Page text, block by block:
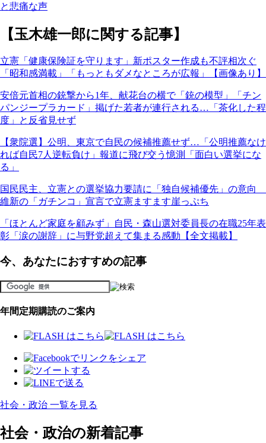
と悲痛な声
【玉木雄一郎に関する記事】
立憲「健康保険証を守ります」新ポスター作成も不評相次ぐ
「昭和感満載」「もっともダメなところが広報」【画像あり】
安倍元首相の銃撃から1年、献花台の横で「銃の模型」「チン
パンジープラカード」掲げた若者が連行される…「茶化した程
度」と反省見せず
【衆院選】公明、東京で自民の候補推薦せず…「公明推薦なけ
れば自民7人逆転負け」報道に飛び交う憶測「面白い選挙にな
る」
国民民主、立憲との選挙協力要請に「独自候補優先」の意向
維新の「ガチンコ」宣言で立憲ますます崖っぷち
「ほとんど家庭を顧みず」自民・森山選対委員長の在職25年表
彰「涙の謝辞」に与野党超えて集まる感動【全文掲載】
今、あなたにおすすめの記事
年間定期購読のご案内
社会・政治 一覧を見る
社会・政治の新着記事